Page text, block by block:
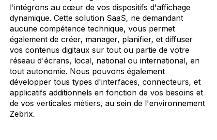
l'intégrons au cœur de vos dispositifs d'affichage
dynamique. Cette solution SaaS, ne demandant
aucune compétence technique, vous permet
également de créer, manager, planifier, et diffuser
vos contenus digitaux sur tout ou partie de votre
réseau d'écrans, local, national ou international, en
tout autonomie. Nous pouvons également
développer tous types d'interfaces, connecteurs, et
applicatifs additionnels en fonction de vos besoins et
de vos verticales métiers, au sein de l'environnement
Zebrix.